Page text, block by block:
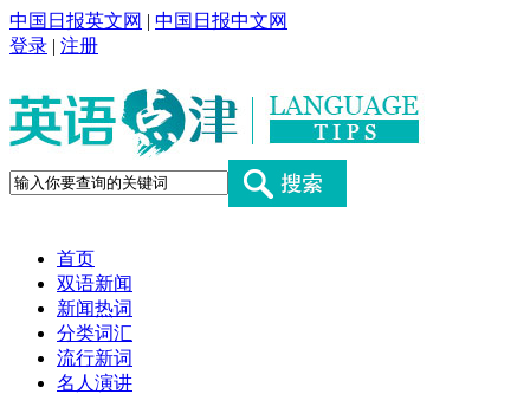
中国日报英文网 | 中国日报中文网
登录 | 注册
首页
双语新闻
新闻热词
分类词汇
流行新词
名人演讲